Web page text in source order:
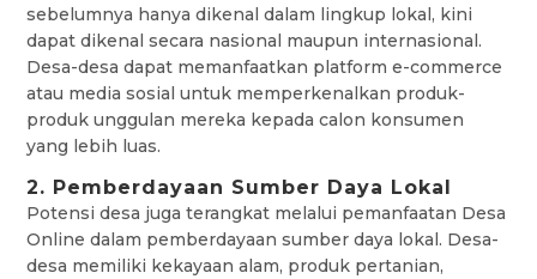
sebelumnya hanya dikenal dalam lingkup lokal, kini
dapat dikenal secara nasional maupun internasional.
Desa-desa dapat memanfaatkan platform e-commerce
atau media sosial untuk memperkenalkan produk-
produk unggulan mereka kepada calon konsumen
yang lebih luas.
2. Pemberdayaan Sumber Daya Lokal
Potensi desa juga terangkat melalui pemanfaatan Desa
Online dalam pemberdayaan sumber daya lokal. Desa-
desa memiliki kekayaan alam, produk pertanian,